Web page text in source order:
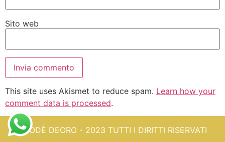
Sito web
This site uses Akismet to reduce spam. Learn how your
comment data is processed.
ORODÈ DEORO - 2023 TUTTI I DIRITTI RISERVATI